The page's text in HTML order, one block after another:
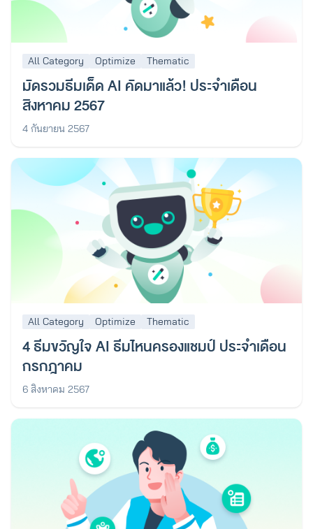
All Category Optimize Thematic
มัดรวมธีมเด็ด AI คัดมาแล้ว! ประจำเดือน
สิงหาคม 2567
4 กันยายน 2567
All Category Optimize Thematic
4 ธีมขวัญใจ AI ธีมไหนครองแชมป์ ประจำเดือน
กรกฎาคม
6 สิงหาคม 2567